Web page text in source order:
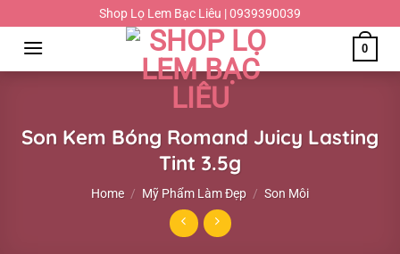
đến
dung
Shop Lọ Lem Bạc Liêu | 0939390039
0
Son Kem Bóng Romand Juicy Lasting
Tint 3.5g
Home / Mỹ Phẩm Làm Đẹp / Son Môi